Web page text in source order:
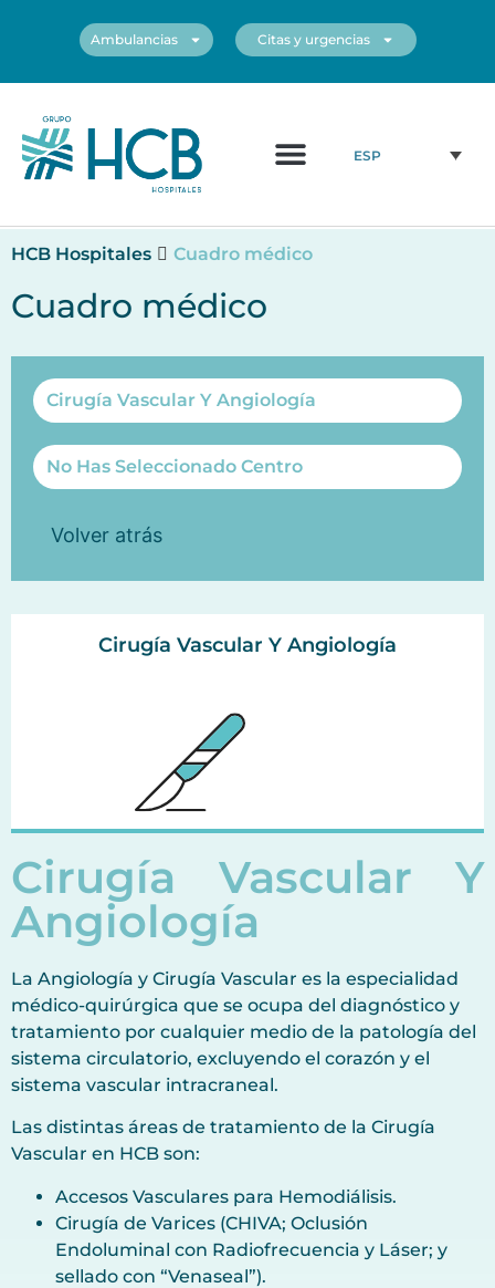
Ambulancias Citas y urgencias
ESP
HCB Hospitales Cuadro médico
Cuadro médico
Cirugía Vascular Y Angiología
No Has Seleccionado Centro
Volver atrás
Cirugía Vascular Y Angiología
Cirugía Vascular Y
Angiología
La Angiología y Cirugía Vascular es la especialidad
médico-quirúrgica que se ocupa del diagnóstico y
tratamiento por cualquier medio de la patología del
sistema circulatorio, excluyendo el corazón y el
sistema vascular intracraneal.
Las distintas áreas de tratamiento de la Cirugía
Vascular en HCB son:
Accesos Vasculares para Hemodiálisis.
Cirugía de Varices (CHIVA; Oclusión
Endoluminal con Radiofrecuencia y Láser; y
sellado con “Venaseal”).